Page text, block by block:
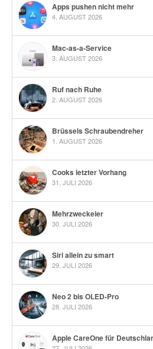
Apps pushen nicht mehr
4. AUGUST 2026
Mac-as-a-Service
3. AUGUST 2026
Ruf nach Ruhe
2. AUGUST 2026
Brüssels Schraubendreher
1. AUGUST 2026
Cooks letzter Vorhang
31. JULI 2026
Mehrzweckeier
30. JULI 2026
Siri allein zu smart
29. JULI 2026
Neo 2 bis OLED-Pro
28. JULI 2026
Apple CareOne für